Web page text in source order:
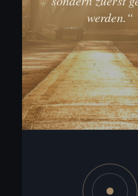
werden.“